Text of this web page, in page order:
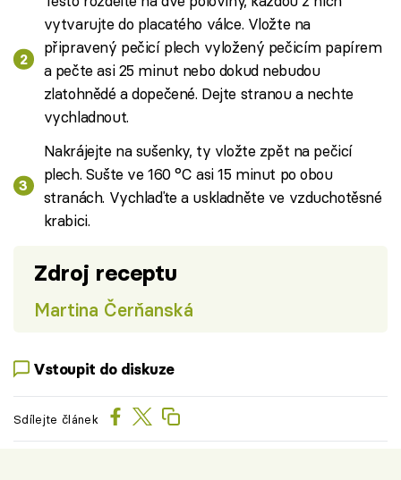
vytvarujte do placatého válce. Vložte na
připravený pečicí plech vyložený pečicím papírem
a pečte asi 25 minut nebo dokud nebudou
zlatohnědé a dopečené. Dejte stranou a nechte
vychladnout.
Nakrájejte na sušenky, ty vložte zpět na pečicí
plech. Sušte ve 160 °C asi 15 minut po obou
stranách. Vychlaďte a uskladněte ve vzduchotěsné
krabici.
Zdroj receptu
Martina Čerňanská
Vstoupit do diskuze
Sdílejte článek